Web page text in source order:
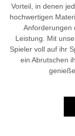
Vorteil, in denen
hochwertigen
Anforderungen
Leistung. Mit
Spieler voll auf ihr
ein Abrutschen